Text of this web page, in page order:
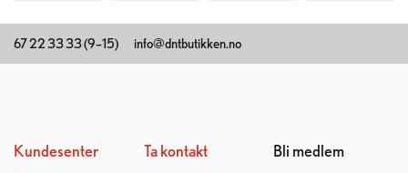
67 22 33 33 (9–15) info@dntbutikken.no
Kundesenter
Ta kontakt Bli medlem